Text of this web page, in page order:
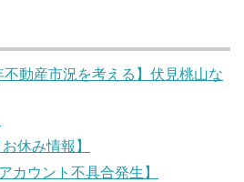
動産市況を考える】伏見桃山な
休み情報】
カウント不具合発生】